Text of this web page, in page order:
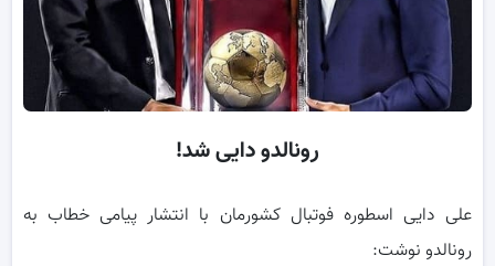
رونالدو دایی شد!
علی دایی اسطوره فوتبال کشورمان با انتشار پیامی خطاب به
رونالدو نوشت: